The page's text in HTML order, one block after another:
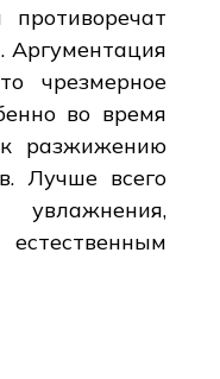
чрезмерное
во время
разжижению
Лучше всего
увлажнения,